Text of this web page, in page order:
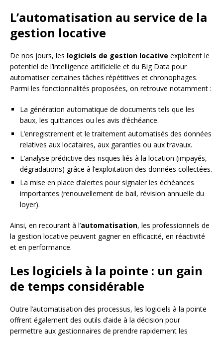
L’automatisation au service de la
gestion locative
De nos jours, les logiciels de gestion locative exploitent le
potentiel de l’intelligence artificielle et du Big Data pour
automatiser certaines tâches répétitives et chronophages.
Parmi les fonctionnalités proposées, on retrouve notamment :
La génération automatique de documents tels que les
baux, les quittances ou les avis d’échéance.
L’enregistrement et le traitement automatisés des données
relatives aux locataires, aux garanties ou aux travaux.
L’analyse prédictive des risques liés à la location (impayés,
dégradations) grâce à l’exploitation des données collectées.
La mise en place d’alertes pour signaler les échéances
importantes (renouvellement de bail, révision annuelle du
loyer).
Ainsi, en recourant à l’automatisation, les professionnels de
la gestion locative peuvent gagner en efficacité, en réactivité
et en performance.
Les logiciels à la pointe : un gain
de temps considérable
Outre l’automatisation des processus, les logiciels à la pointe
offrent également des outils d’aide à la décision pour
permettre aux gestionnaires de prendre rapidement les